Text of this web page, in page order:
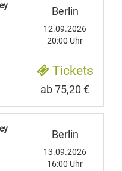
Berlin
12.09.2026
20:00 Uhr
Tickets
ab 75,20 €
Berlin
13.09.2026
16:00 Uhr